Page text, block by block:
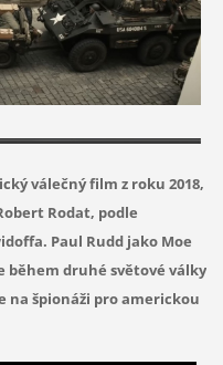
válečný film z roku 2018,
Rodat, podle
Paul Rudd jako Moe
během druhé světové války
na špionáži pro americkou